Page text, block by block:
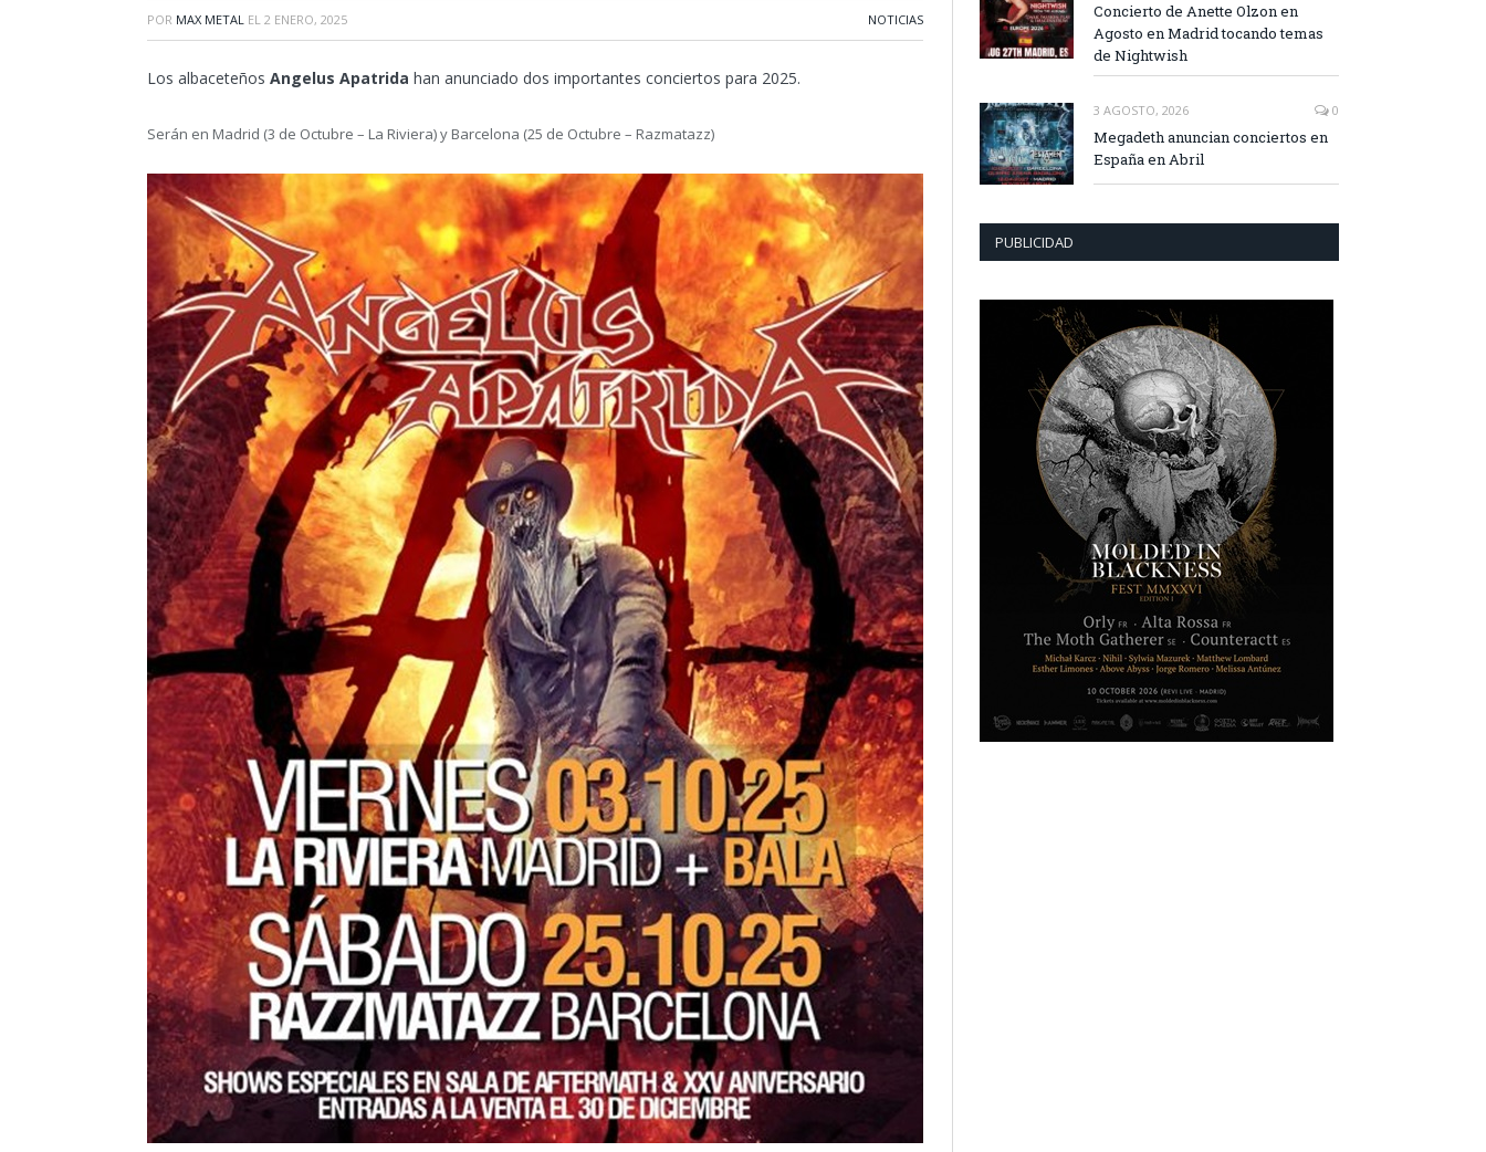
POR MAX METAL EL 2 ENERO, 2025 NOTICIAS
Los albaceteños Angelus Apatrida han anunciado dos importantes conciertos para 2025.
Serán en Madrid (3 de Octubre – La Riviera) y Barcelona (25 de Octubre – Razmatazz)
Concierto de Anette Olzon en
Agosto en Madrid tocando temas
de Nightwish
3 AGOSTO, 2026 0
Megadeth anuncian conciertos en
España en Abril
PUBLICIDAD